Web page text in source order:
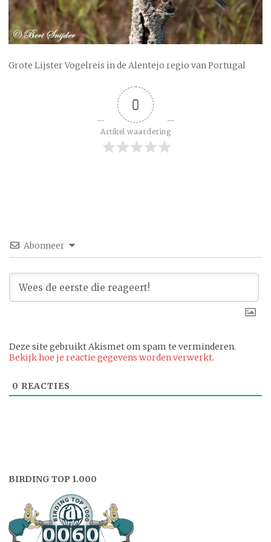
Grote Lijster Vogelreis in de Alentejo regio van Portugal
0
Artikel waardering
Abonneer
Deze site gebruikt Akismet om spam te verminderen.
Bekijk hoe je reactie gegevens worden verwerkt.
0 REACTIES
BIRDING TOP 1.000